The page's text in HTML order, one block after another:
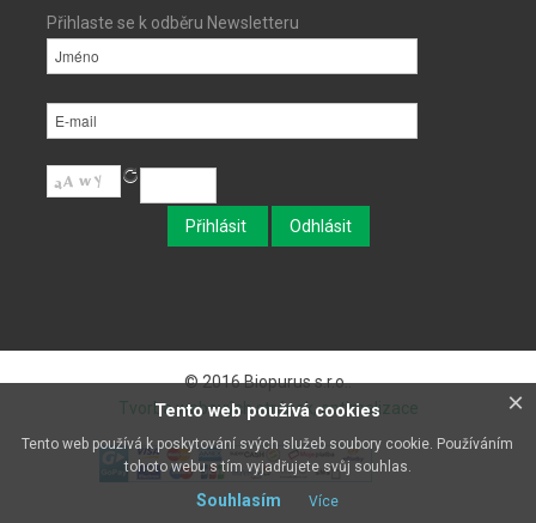
Tento web používá cookies
Tento web používá k poskytování svých služeb soubory cookie. Používáním
tohoto webu s tím vyjadřujete svůj souhlas.
Souhlasím Více
×
Přihlaste se k odběru Newsletteru
© 2016 Biopurus s.r.o..
Tvorba webových stránek, optimalizace